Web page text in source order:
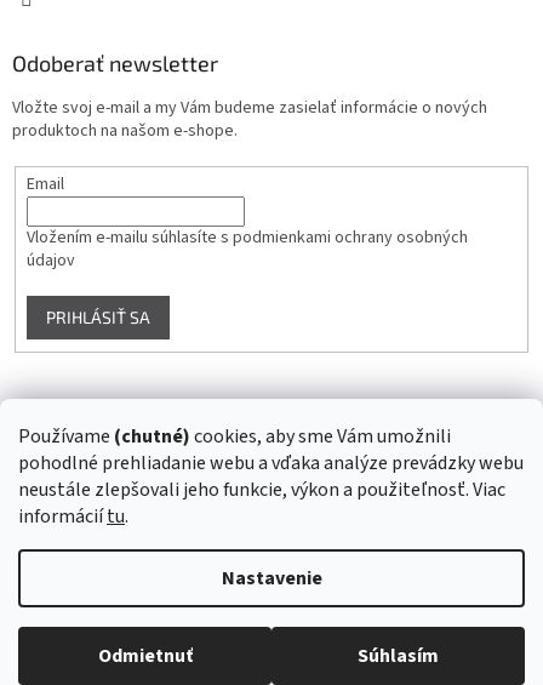
Používame (chutné)cookies, aby sme Vám umožnili
pohodlné prehliadanie webu a vďaka analýze prevádzky webu
neustále zlepšovali jeho funkcie, výkon a použiteľnosť. Viac
informáciítu.
Nastavenie
Odmietnuť Súhlasím
Odoberať newsletter
Vložte svoj e-mail a my Vám budeme zasielať informácie o nových
produktoch na našom e-shope.
Email
Vložením e-mailu súhlasíte s podmienkami ochrany osobných
údajov
PRIHLÁSIŤ SA
Sledovať na Instagrame
Copyright 2026Superstrava.sk - staráme sa o Vaše zdravie....
Všetky práva vyhradené.
Upraviť nastavenie cookies